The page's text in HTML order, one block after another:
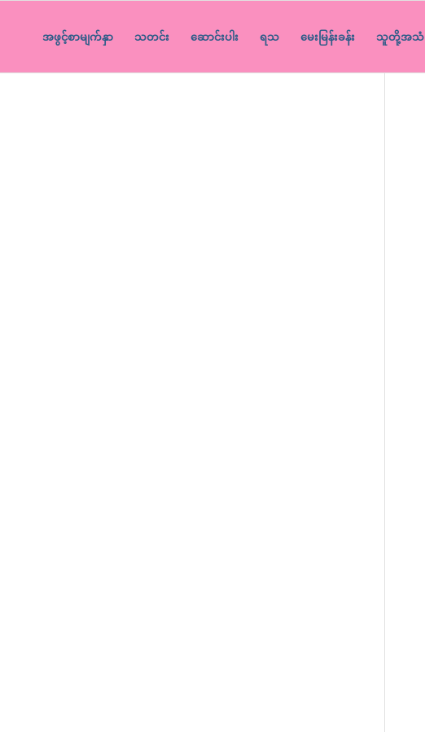
အဖွင့်စာမျက်နှာ သတင်း ဆောင်းပါး ရသ မေးမြန်းခန်း သူတို့အသံ